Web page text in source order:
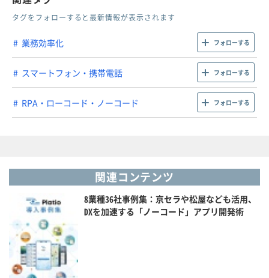
タグをフォローすると最新情報が表示されます
業務効率化 フォローする
スマートフォン・携帯電話 フォローする
RPA・ローコード・ノーコード フォローする
関連コンテンツ
8業種36社事例集：京セラや松屋なども活用、
DXを加速する「ノーコード」アプリ開発術